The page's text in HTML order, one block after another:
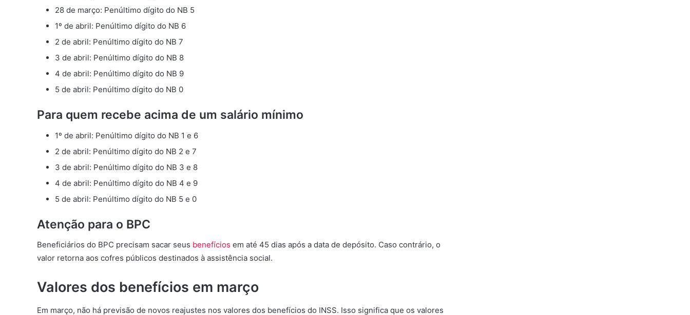
28 de março: Penúltimo dígito do NB 5
1º de abril: Penúltimo dígito do NB 6
2 de abril: Penúltimo dígito do NB 7
3 de abril: Penúltimo dígito do NB 8
4 de abril: Penúltimo dígito do NB 9
5 de abril: Penúltimo dígito do NB 0
Para quem recebe acima de um salário mínimo
1º de abril: Penúltimo dígito do NB 1 e 6
2 de abril: Penúltimo dígito do NB 2 e 7
3 de abril: Penúltimo dígito do NB 3 e 8
4 de abril: Penúltimo dígito do NB 4 e 9
5 de abril: Penúltimo dígito do NB 5 e 0
Atenção para o BPC
Beneficiários do BPC precisam sacar seus benefícios em até 45 dias após a data de depósito. Caso contrário, o
valor retorna aos cofres públicos destinados à assistência social.
Valores dos benefícios em março
Em março, não há previsão de novos reajustes nos valores dos benefícios do INSS. Isso significa que os valores